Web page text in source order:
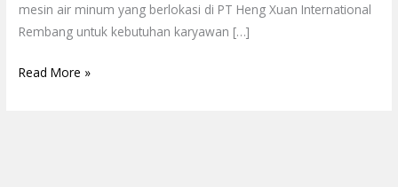
mesin air minum yang berlokasi di PT Heng Xuan International
Rembang untuk kebutuhan karyawan […]
Read More »